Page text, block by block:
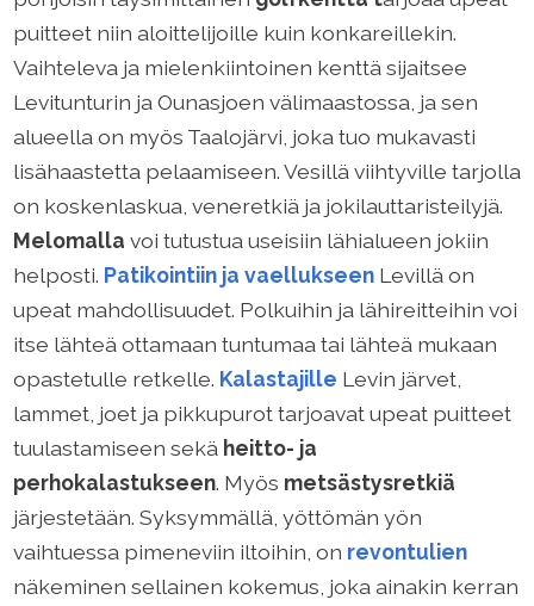
puitteet niin aloittelijoille kuin konkareillekin.
Vaihteleva ja mielenkiintoinen kenttä sijaitsee
Levitunturin ja Ounasjoen välimaastossa, ja sen
alueella on myös Taalojärvi, joka tuo mukavasti
lisähaastetta pelaamiseen. Vesillä viihtyville tarjolla
on koskenlaskua, veneretkiä ja jokilauttaristeilyjä.
Melomalla voi tutustua useisiin lähialueen jokiin
helposti. Patikointiin ja vaellukseen Levillä on
upeat mahdollisuudet. Polkuihin ja lähireitteihin voi
itse lähteä ottamaan tuntumaa tai lähteä mukaan
opastetulle retkelle. Kalastajille Levin järvet,
lammet, joet ja pikkupurot tarjoavat upeat puitteet
tuulastamiseen sekä heitto- ja
perhokalastukseen. Myös metsästysretkiä
järjestetään. Syksymmällä, yöttömän yön
vaihtuessa pimeneviin iltoihin, on revontulien
näkeminen sellainen kokemus, joka ainakin kerran